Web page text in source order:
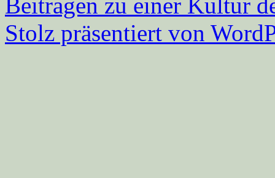
Stolz präsentiert von